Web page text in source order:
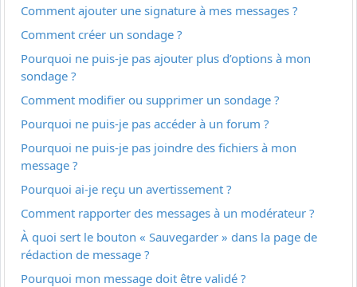
Comment ajouter une signature à mes messages ?
Comment créer un sondage ?
Pourquoi ne puis-je pas ajouter plus d’options à mon
sondage ?
Comment modifier ou supprimer un sondage ?
Pourquoi ne puis-je pas accéder à un forum ?
Pourquoi ne puis-je pas joindre des fichiers à mon
message ?
Pourquoi ai-je reçu un avertissement ?
Comment rapporter des messages à un modérateur ?
À quoi sert le bouton « Sauvegarder » dans la page de
rédaction de message ?
Pourquoi mon message doit être validé ?